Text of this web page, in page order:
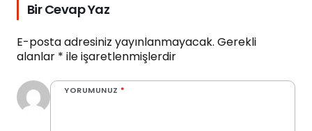
Bir Cevap Yaz
E-posta adresiniz yayınlanmayacak. Gerekli
alanlar * ile işaretlenmişlerdir
YORUMUNUZ *